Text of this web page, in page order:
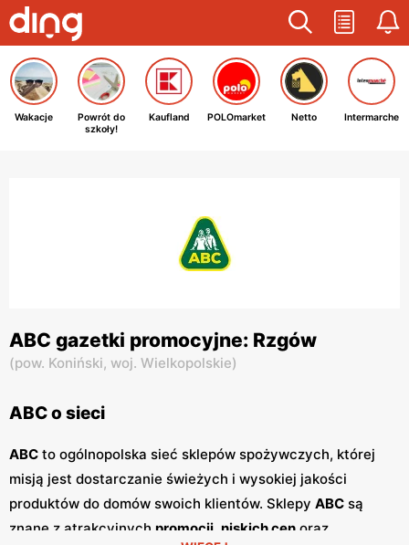
Wakacje
Powrót do
szkoły!
Kaufland POLOmarket Netto Intermarche
ABC gazetki promocyjne: Rzgów
(pow. Koniński, woj. Wielkopolskie)
ABC o sieci
ABC to ogólnopolska sieć sklepów spożywczych, której
misją jest dostarczanie świeżych i wysokiej jakości
produktów do domów swoich klientów. Sklepy ABC są
znane z atrakcyjnych promocji niskich cen oraz